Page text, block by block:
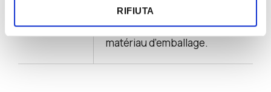
RIFIUTA
En fonction des systèmes
d’alimentation, produit et
matériau d’emballage.